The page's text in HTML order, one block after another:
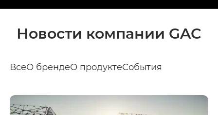
Новости компании GAC
ВсеО брендеО продуктеСобытия